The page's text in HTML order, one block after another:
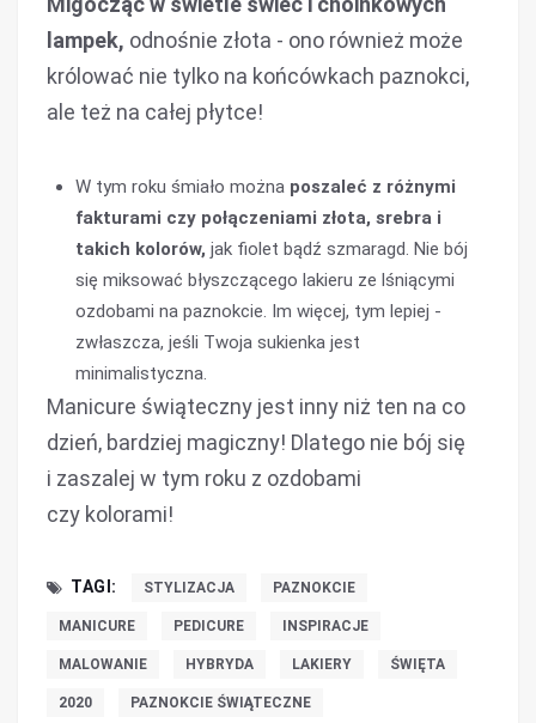
lampek, odnośnie złota - ono również może
królować nie tylko na końcówkach paznokci,
ale też na całej płytce!
W tym roku śmiało można poszaleć z różnymi
fakturami czy połączeniami złota, srebra i
takich kolorów, jak fiolet bądź szmaragd. Nie bój
się miksować błyszczącego lakieru ze lśniącymi
ozdobami na paznokcie. Im więcej, tym lepiej -
zwłaszcza, jeśli Twoja sukienka jest
minimalistyczna.
Manicure świąteczny jest inny niż ten na co
dzień, bardziej magiczny! Dlatego nie bój się
i zaszalej w tym roku z ozdobami
czy kolorami!
TAGI: STYLIZACJA PAZNOKCIE
MANICURE PEDICURE INSPIRACJE
MALOWANIE HYBRYDA LAKIERY ŚWIĘTA
2020 PAZNOKCIE ŚWIĄTECZNE